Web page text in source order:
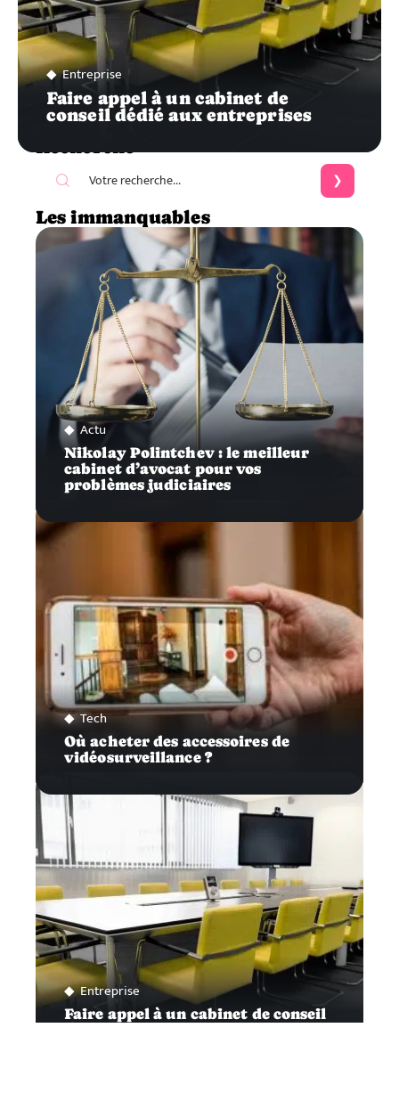
Entreprise
Faire appel à un cabinet de
conseil dédié aux entreprises
Les immanquables
Actu
Nikolay Polintchev : le meilleur
cabinet d’avocat pour vos
problèmes judiciaires
Tech
Où acheter des accessoires de
vidéosurveillance ?
Entreprise
Faire appel à un cabinet de conseil